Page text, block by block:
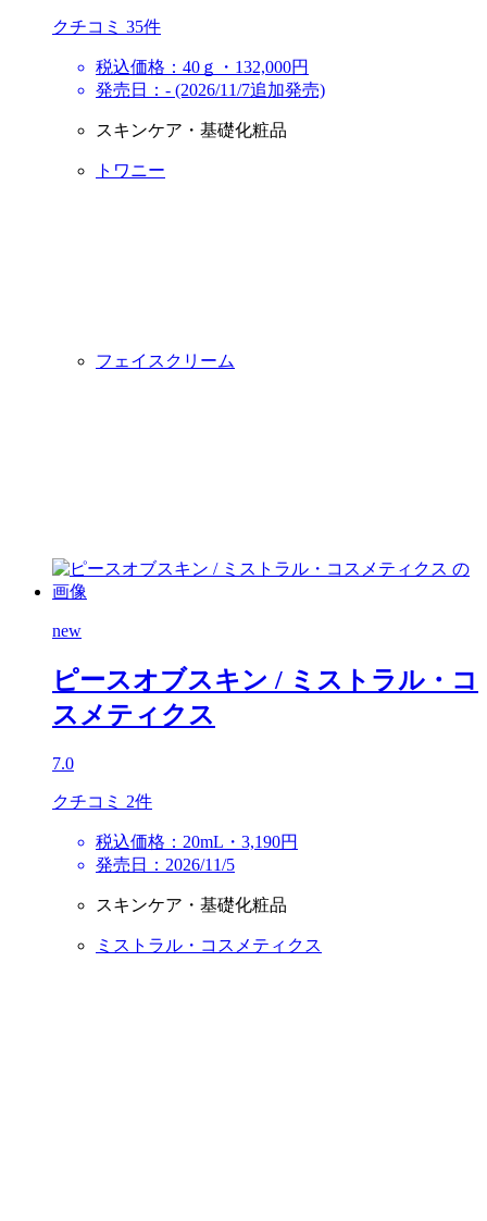
クチコミ 35件
税込価格：40ｇ・132,000円
発売日：- (2026/11/7追加発売)
スキンケア・基礎化粧品
トワニー
フェイスクリーム
new
ピースオブスキン / ミストラル・コ
スメティクス
7.0
クチコミ 2件
税込価格：20mL・3,190円
発売日：2026/11/5
スキンケア・基礎化粧品
ミストラル・コスメティクス